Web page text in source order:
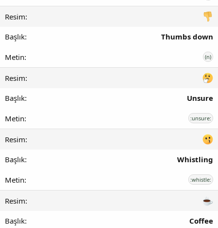
Thumbs down
(n)
Unsure
:unsure:
Whistling
:whistle:
Coffee